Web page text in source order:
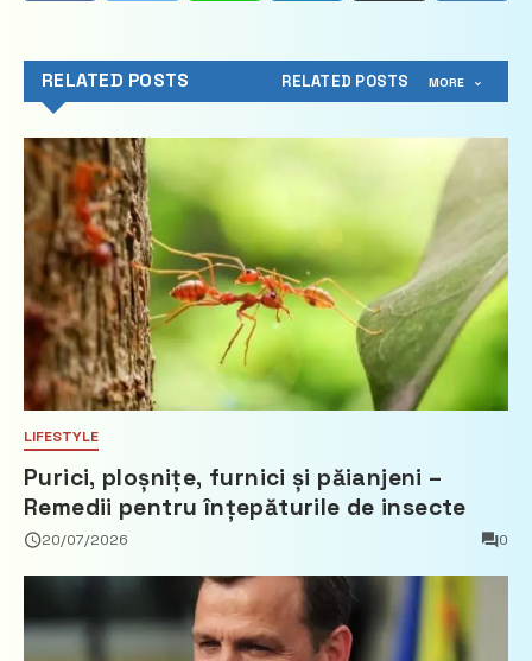
RELATED POSTS RELATED POSTS MORE
LIFESTYLE
Purici, ploșnițe, furnici și păianjeni –
Remedii pentru înțepăturile de insecte
20/07/2026 0